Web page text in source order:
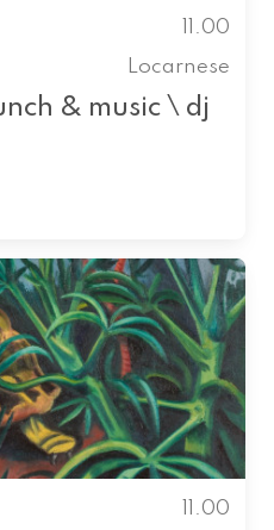
11.00
Locarnese
& music \ dj
11.00